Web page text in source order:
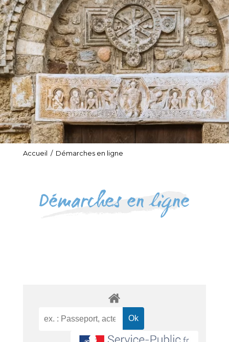
Accueil / Démarches en ligne
Démarches en ligne